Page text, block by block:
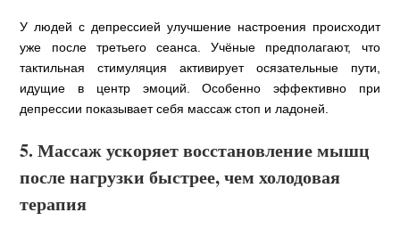
У людей с депрессией улучшение настроения происходит
уже после третьего сеанса. Учёные предполагают, что
тактильная стимуляция активирует осязательные пути,
идущие в центр эмоций. Особенно эффективно при
депрессии показывает себя массаж стоп и ладоней.
5. Массаж ускоряет восстановление мышц
после нагрузки быстрее, чем холодовая
терапия